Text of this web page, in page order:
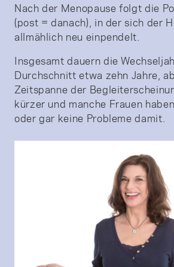
Nach der Menopause folgt die
(post = danach), in der sich der
allmählich neu einpendelt.
Insgesamt dauern die
Durchschnitt etwa zehn Jahre,
Zeitspanne der
kürzer und manche Frauen
oder gar keine Probleme damit.